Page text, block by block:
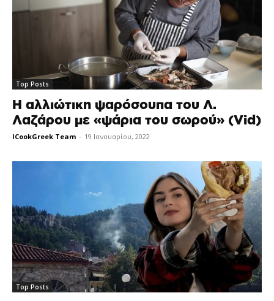
Top Posts
Η αλλιώτικη ψαρόσουπα του Λ.
Λαζάρου με «ψάρια του σωρού» (Vid)
ICookGreek Team - 19 Ιανουαρίου, 2022
Top Posts